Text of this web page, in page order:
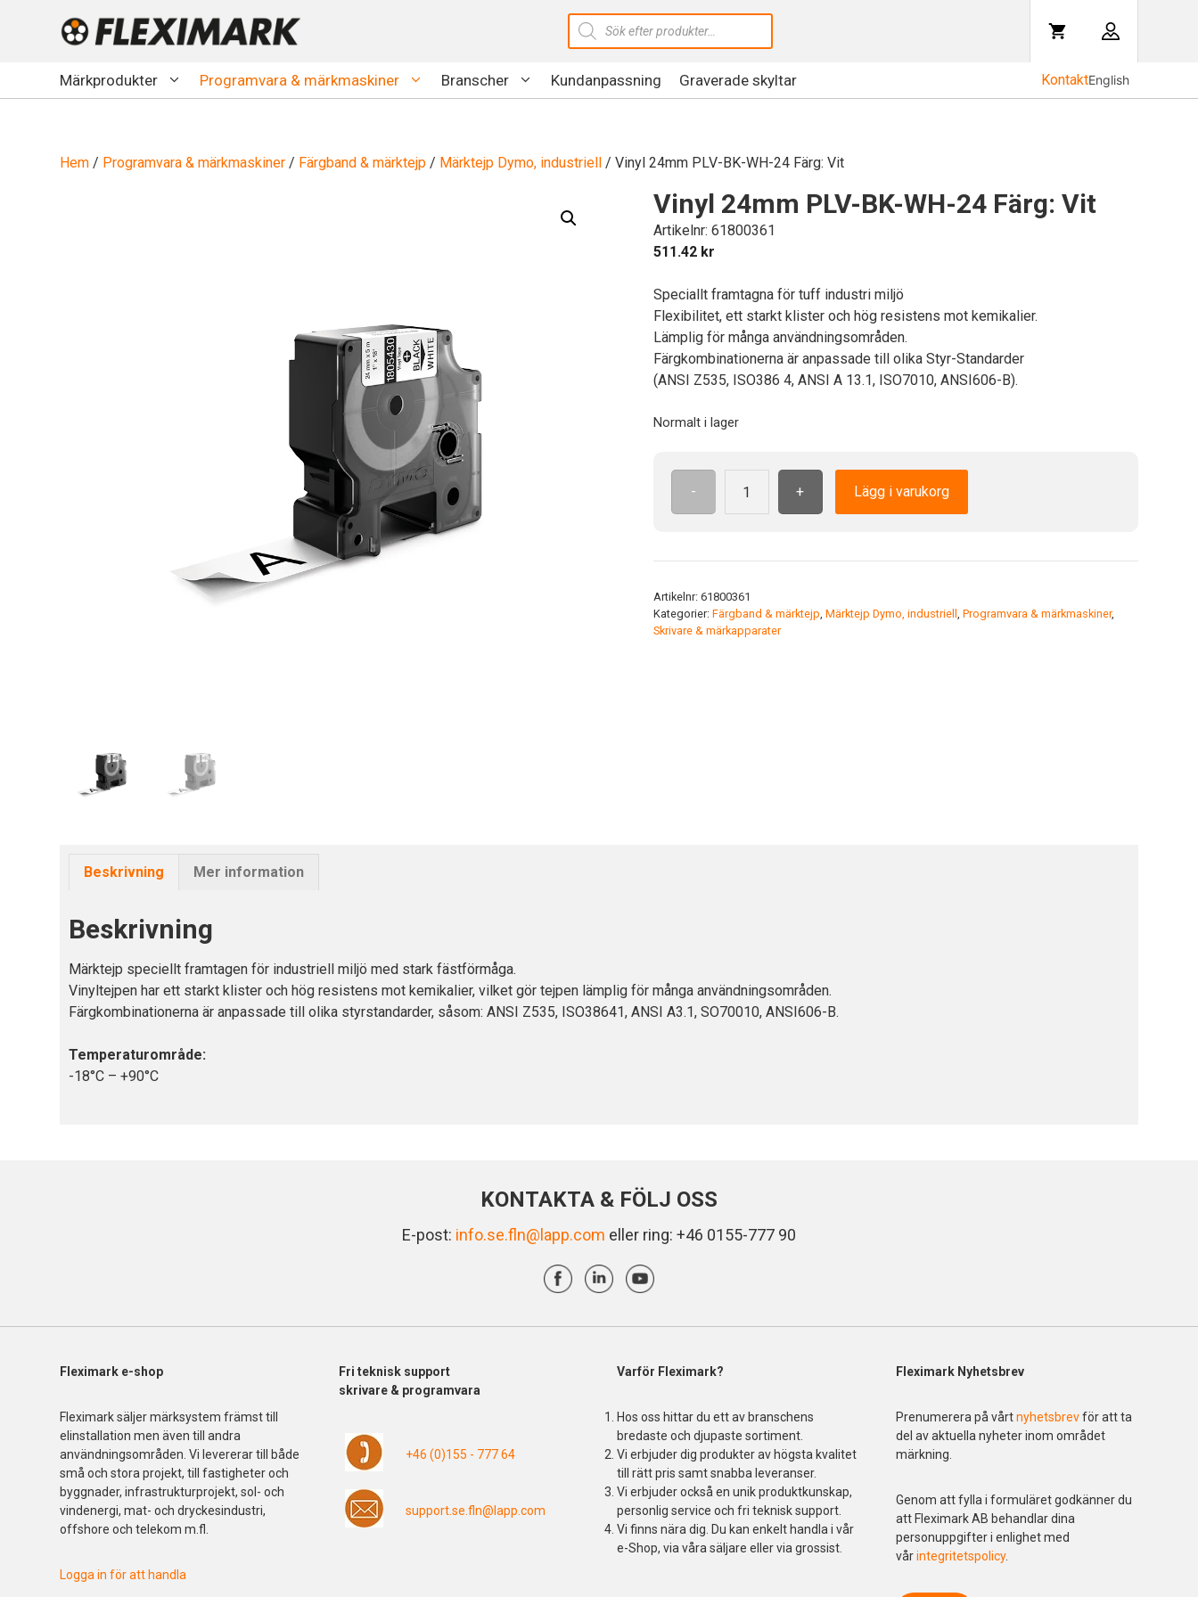
Produktsökning
KontaktEnglish
Märkprodukter Programvara & märkmaskiner Branscher Kundanpassning Graverade skyltar
Hem / Programvara & märkmaskiner / Färgband & märktejp / Märktejp Dymo, industriell / Vinyl 24mm PLV-BK-WH-24 Färg: Vit
Vinyl 24mm PLV-BK-WH-24 Färg: Vit
Artikelnr: 61800361
511.42 kr
Speciallt framtagna för tuff industri miljö
Flexibilitet, ett starkt klister och hög resistens mot kemikalier.
Lämplig för många användningsområden.
Färgkombinationerna är anpassade till olika Styr-Standarder
(ANSI Z535, ISO386 4, ANSI A 13.1, ISO7010, ANSI606-B).
Normalt i lager
-
BK-
24
Färg:
+ Lägg i varukorg
Artikelnr: 61800361
Kategorier: Färgband & märktejp, Märktejp Dymo, industriell , Programvara & märkmaskiner,
Skrivare & märkapparater
Beskrivning Mer information
Beskrivning
Märktejp speciellt framtagen för industriell miljö med stark fästförmåga.
Vinyltejpen har ett starkt klister och hög resistens mot kemikalier, vilket gör tejpen lämplig för många användningsområden.
Färgkombinationerna är anpassade till olika styrstandarder, såsom: ANSI Z535, ISO38641, ANSI A3.1, SO70010, ANSI606-B.
Temperaturområde:
-18°C – +90°C
KONTAKTA & FÖLJ OSS
E-post: info.se.fln@lapp.com eller ring: +46 0155-777 90
Fleximark e-shop
Fleximark säljer märksystem främst till
elinstallation men även till andra
användningsområden. Vi levererar till både
små och stora projekt, till fastigheter och
byggnader, infrastrukturprojekt, sol- och
vindenergi, mat- och dryckesindustri,
offshore och telekom m.fl.
Logga in för att handla
Fri teknisk support
skrivare & programvara
+46 (0)155 - 777 64
support.se.fln@lapp.com
Varför Fleximark?
Hos oss hittar du ett av branschens
bredaste och djupaste sortiment.
Vi erbjuder dig produkter av högsta kvalitet
till rätt pris samt snabba leveranser.
Vi erbjuder också en unik produktkunskap,
personlig service och fri teknisk support.
Vi finns nära dig. Du kan enkelt handla i vår
e-Shop, via våra säljare eller via grossist.
Fleximark Nyhetsbrev
Prenumerera på vårtnyhetsbrevför att ta
del av aktuella nyheter inom området
märkning.
Genom att fylla i formuläret godkänner du
att Fleximark AB behandlar dina
personuppgifter i enlighet med
vårintegritetspolicy.